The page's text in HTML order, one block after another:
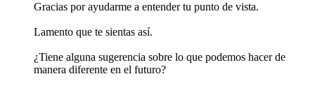
Gracias por ayudarme a entender tu punto de vista.
Lamento que te sientas así.
¿Tiene alguna sugerencia sobre lo que podemos hacer de
manera diferente en el futuro?